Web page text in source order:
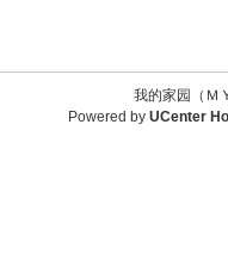
我的家园（
Powered by UCenter